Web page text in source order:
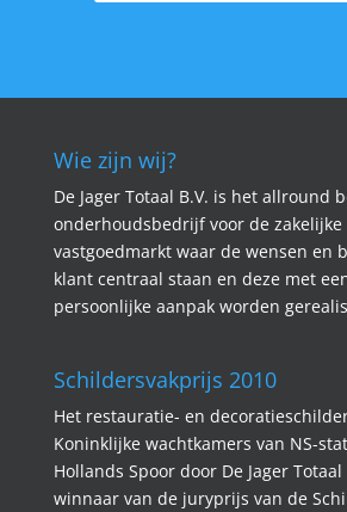
Wie zijn wij?
De Jager Totaal B.V. is het allround
onderhoudsbedrijf voor de
vastgoedmarkt waar de wensen en
klant centraal staan en deze met
persoonlijke aanpak worden
Schildersvakprijs 2010
Het restauratie- en
Koninklijke wachtkamers van NS-
Hollands Spoor door De Jager
winnaar van de juryprijs van de